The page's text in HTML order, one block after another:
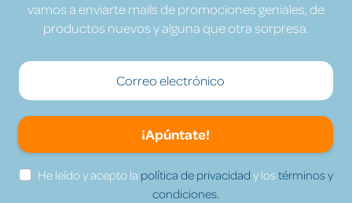
vamos a enviarte mails de promociones geniales, de
productos nuevos y alguna que otra sorpresa.
¡Apúntate!
He leído y acepto la política de privacidad y lostérminos y
condiciones.